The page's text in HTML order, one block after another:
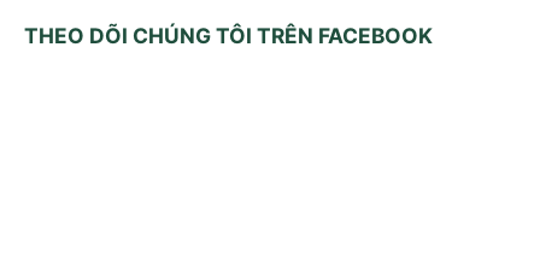
THEO DÕI CHÚNG TÔI TRÊN FACEBOOK